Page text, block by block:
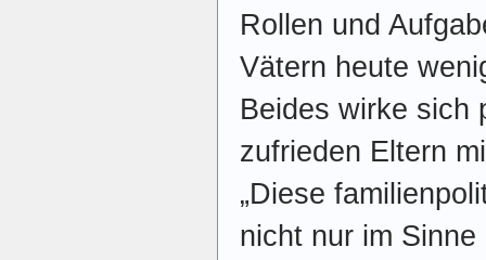
Rollen und
Vätern heute
Beides wirke sich
zufrieden Eltern
„Diese
nicht nur im